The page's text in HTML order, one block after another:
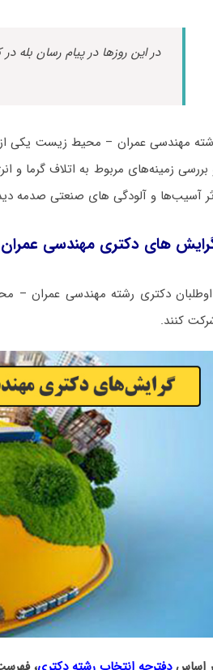
در این روزها در پیام رسان بله در
ﻣﻬﻨﺪسی ﻋﻤﺮان – محیط زیست یکی
بررسی زمینه‌های مربوط به اتلاف گرما و
آسیب‌ها و آلودگی­ های صنعتی صدمه
های دکتری ﻣﻬﻨﺪسی
دکتری رشته ﻣﻬﻨﺪسی ﻋﻤﺮان –
کنند.